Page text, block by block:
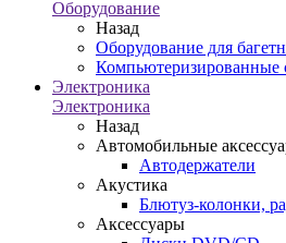
Оборудование
Назад
Оборудование для
Компьютеризированные
Электроника
Электроника
Назад
Автомобильные
Автодержатели
Акустика
Блютуз-колонки,
Аксессуары